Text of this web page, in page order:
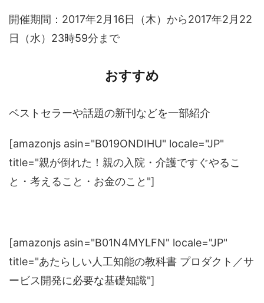
開催期間：2017年2月16日（木）から2017年2月22
日（水）23時59分まで
おすすめ
ベストセラーや話題の新刊などを一部紹介
[amazonjs asin="B019ONDIHU" locale="JP"
title="親が倒れた！親の入院・介護ですぐやるこ
と・考えること・お金のこと"]
[amazonjs asin="B01N4MYLFN" locale="JP"
title="あたらしい人工知能の教科書 プロダクト／サ
ービス開発に必要な基礎知識"]